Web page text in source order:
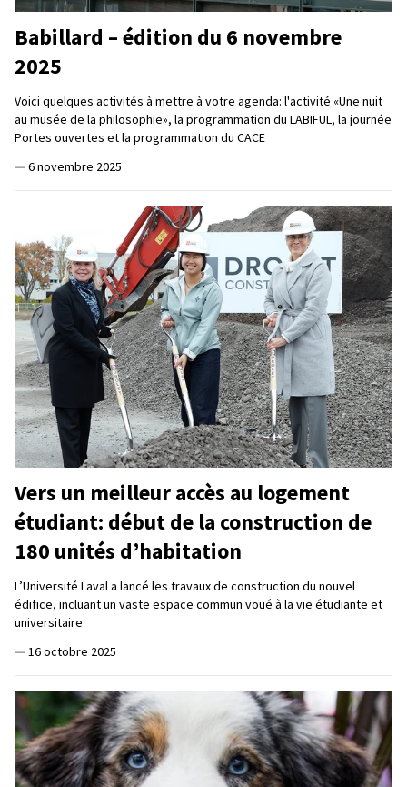
Babillard – édition du 6 novembre
2025
Voici quelques activités à mettre à votre agenda: l'activité «Une nuit
au musée de la philosophie», la programmation du LABIFUL, la journée
Portes ouvertes et la programmation du CACE
— 6 novembre 2025
Vers un meilleur accès au logement
étudiant: début de la construction de
180 unités d’habitation
L’Université Laval a lancé les travaux de construction du nouvel
édifice, incluant un vaste espace commun voué à la vie étudiante et
universitaire
— 16 octobre 2025